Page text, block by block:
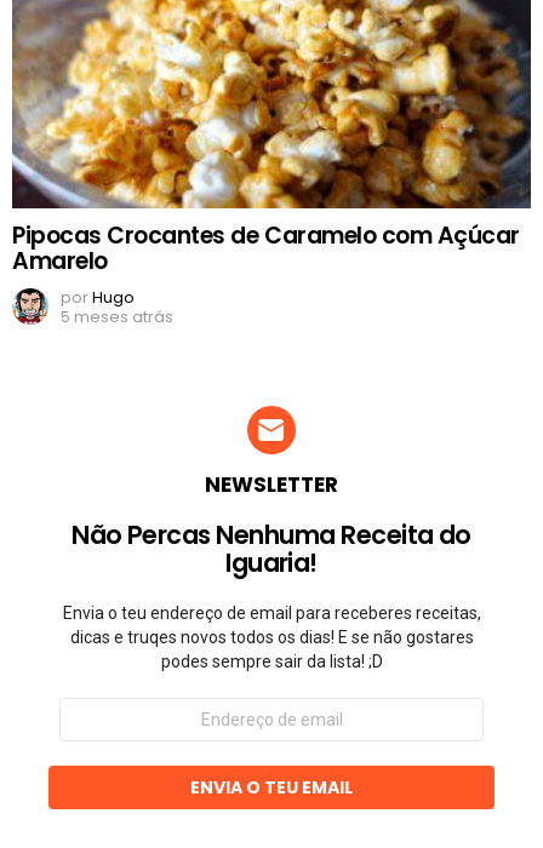
Pipocas Crocantes de Caramelo com Açúcar
Amarelo
porHugo
5 meses atrás
NEWSLETTER
Não Percas Nenhuma Receita do
Iguaria!
Envia o teu endereço de email para receberes receitas,
dicas e truqes novos todos os dias! E se não gostares
podes sempre sair da lista! ;D
Endereço
email
ENVIA O TEU EMAIL